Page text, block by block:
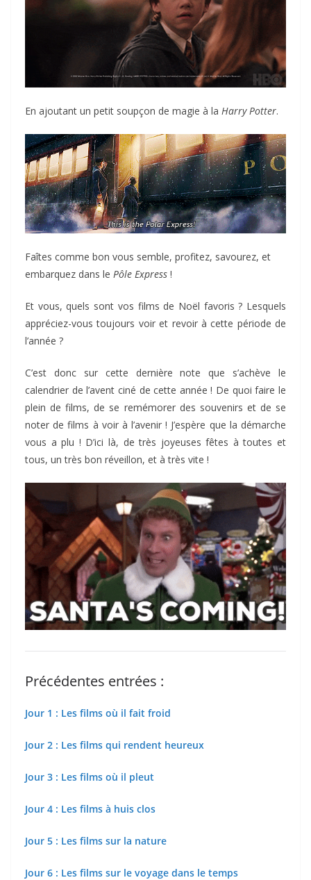
En ajoutant un petit soupçon de magie à la Harry Potter.
Faîtes comme bon vous semble, profitez, savourez, et
embarquez dans le Pôle Express !
Et vous, quels sont vos films de Noël favoris ? Lesquels
appréciez-vous toujours voir et revoir à cette période de
l’année ?
C’est donc sur cette dernière note que s’achève le
calendrier de l’avent ciné de cette année ! De quoi faire le
plein de films, de se remémorer des souvenirs et de se
noter de films à voir à l’avenir ! J’espère que la démarche
vous a plu ! D’ici là, de très joyeuses fêtes à toutes et
tous, un très bon réveillon, et à très vite !
Précédentes entrées :
Jour 1 : Les films où il fait froid
Jour 2 : Les films qui rendent heureux
Jour 3 : Les films où il pleut
Jour 4 : Les films à huis clos
Jour 5 : Les films sur la nature
Jour 6 : Les films sur le voyage dans le temps